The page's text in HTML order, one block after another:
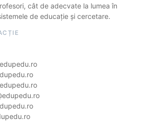
cât de adecvate la lumea în
de educație și cercetare.